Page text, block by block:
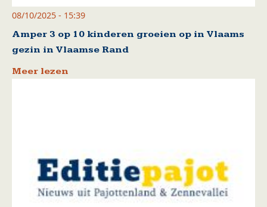
08/10/2025 - 15:39
Amper 3 op 10 kinderen groeien op in Vlaams
gezin in Vlaamse Rand
Meer lezen